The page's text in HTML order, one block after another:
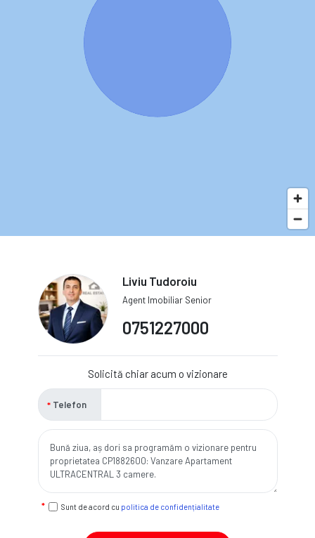
Liviu Tudoroiu
Agent Imobiliar Senior
0751227000
Solicită chiar acum o vizionare
Telefon
Sunt de acord cu politica de confidențialitate